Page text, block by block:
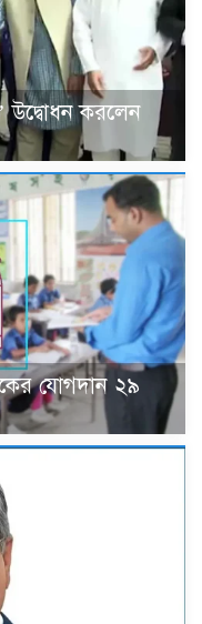
উদ্বোধন করলেন
যোগদান ২৯